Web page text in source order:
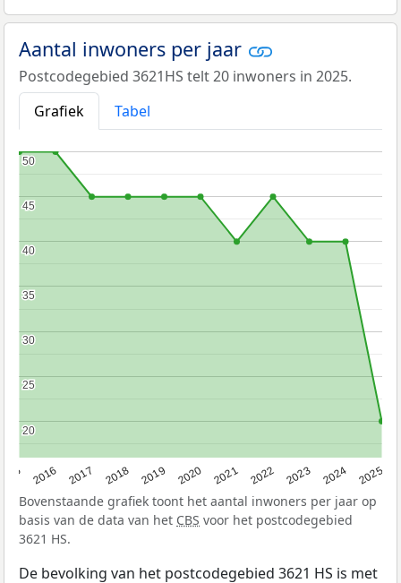
Aantal inwoners per jaar
Postcodegebied 3621HS telt 20 inwoners in 2025.
Grafiek
Tabel
2016 2017 2018 2019 2020 2021 2022 2023 2024 2025
20
20
25
25
30
30
35
35
40
40
45
45
50
50
Bovenstaande grafiek toont het aantal inwoners per jaar op
basis van de data van het CBS voor het postcodegebied
3621 HS.
De bevolking van het postcodegebied 3621 HS is met